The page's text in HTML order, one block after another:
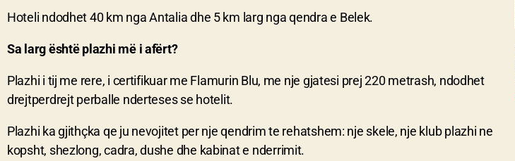
Hoteli ndodhet 40 km nga Antalia dhe 5 km larg nga qendra e Belek.
Sa larg është plazhi më i afërt?
Plazhi i tij me rere, i certifikuar me Flamurin Blu, me nje gjatesi prej 220 metrash, ndodhet
drejtperdrejt perballe nderteses se hotelit.
Plazhi ka gjithçka qe ju nevojitet per nje qendrim te rehatshem: nje skele, nje klub plazhi ne
kopsht, shezlong, cadra, dushe dhe kabinat e nderrimit.